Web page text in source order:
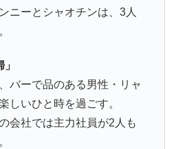
ニーとシャオチンは、3人
バーで品のある男性・リャ
しいひと時を過ごす。
会社では主力社員が2人も